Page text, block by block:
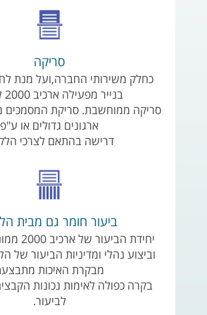
סריקה
כחלק משירותי החברה,ועל מנת
בנייר מפעילה ארכיב 2000 לשכת
סריקה ממוחשבת. סריקת
ארגונים גדולים או ע"פ
דרישה בהתאם לצרכי
ביעור חומר גם מבית
יחידת
וביצוע נהלי ומדיניות הביעור של
מבקרת האיכות
בקרה כפולה לאימות נכונות
לביעור.